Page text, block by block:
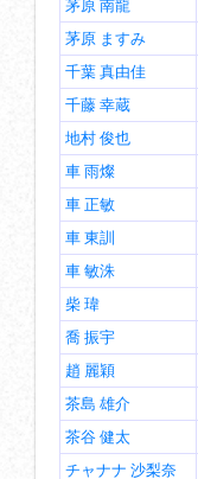
茅原 南龍
茅原 ますみ
千葉 真由佳
千藤 幸蔵
地村 俊也
車 雨燦
車 正敏
車 東訓
車 敏洙
柴 瑋
喬 振宇
趙 麗穎
茶島 雄介
茶谷 健太
チャナナ 沙梨奈